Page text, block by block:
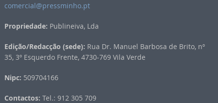
comercial@pressminho.pt
Propriedade: Publineiva, Lda
Edição/Redacção (sede): Rua Dr. Manuel Barbosa de Brito, nº
35, 3º Esquerdo Frente, 4730-769 Vila Verde
Nipc: 509704166
Contactos: Tel.: 912 305 709